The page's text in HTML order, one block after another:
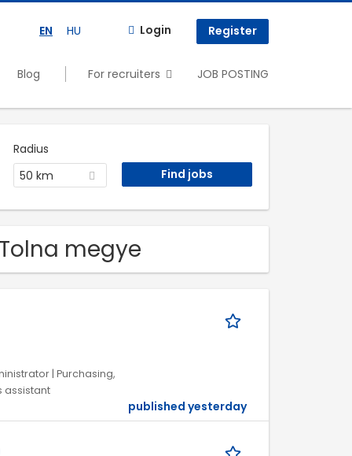
EN HU Login Register
Blog For recruiters JOB POSTING
Radius
50 km
megye
| Purchasing,
assistant
published yesterday